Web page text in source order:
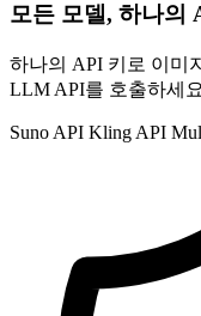
모든 모델, 하나의
하나의 API 키로 이미
LLM API를 호출하세
Suno API Kling API